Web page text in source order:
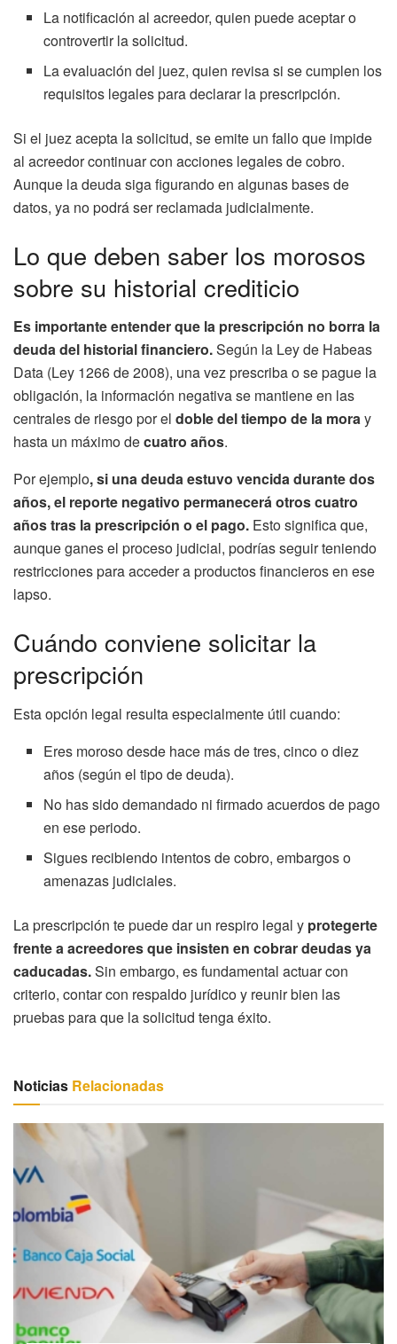
La notificación al acreedor, quien puede aceptar o
controvertir la solicitud.
La evaluación del juez, quien revisa si se cumplen los
requisitos legales para declarar la prescripción.
Si el juez acepta la solicitud, se emite un fallo que impide
al acreedor continuar con acciones legales de cobro.
Aunque la deuda siga figurando en algunas bases de
datos, ya no podrá ser reclamada judicialmente.
Lo que deben saber los morosos
sobre su historial crediticio
Es importante entender que la prescripción no borra la
deuda del historial financiero.Según la Ley de Habeas
Data (Ley 1266 de 2008), una vez prescriba o se pague la
obligación, la información negativa se mantiene en las
centrales de riesgo por el doble del tiempo de la moray
hasta un máximo decuatro años.
Por ejemplo, si una deuda estuvo vencida durante dos
años, el reporte negativo permanecerá otros cuatro
años tras la prescripción o el pago. Esto significa que,
aunque ganes el proceso judicial, podrías seguir teniendo
restricciones para acceder a productos financieros en ese
lapso.
Cuándo conviene solicitar la
prescripción
Esta opción legal resulta especialmente útil cuando:
Eres moroso desde hace más de tres, cinco o diez
años (según el tipo de deuda).
No has sido demandado ni firmado acuerdos de pago
en ese periodo.
Sigues recibiendo intentos de cobro, embargos o
amenazas judiciales.
La prescripción te puede dar un respiro legal y protegerte
frente a acreedores que insisten en cobrar deudas ya
caducadas.Sin embargo, es fundamental actuar con
criterio, contar con respaldo jurídico y reunir bien las
pruebas para que la solicitud tenga éxito.
Noticias Relacionadas